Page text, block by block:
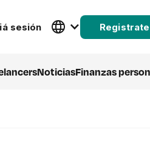
sesión Registrate
NoticiasFinanzas